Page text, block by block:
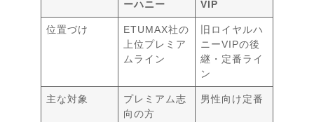
ーハニー
VIP
位置づけ
ETUMAX社の
上位プレミア
ムライン
旧ロイヤルハ
ニーVIPの後
継・定番ライ
ン
主な対象
プレミアム志
向の方
男性向け定番